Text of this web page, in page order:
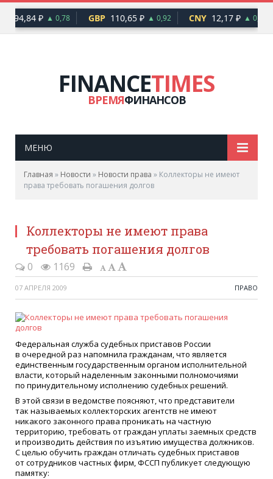
94,84 ₽ ▲ 0,78 GBP 110,65 ₽ ▲ 0,92 CNY 12,17 ₽ ▲ 0,10
FINANCETIMES
ВРЕМЯФИНАНСОВ
МЕНЮ
Главная » Новости » Новости права » Коллекторы не имеют
права требовать погашения долгов
Коллекторы не имеют права
требовать погашения долгов
0 1169
07 АПРЕЛЯ 2009 ПРАВО
Федеральная служба судебных приставов России
в очередной раз напомнила гражданам, что является
единственным государственным органом исполнительной
власти, который наделенным законными полномочиями
по принудительному исполнению судебных решений.
В этой связи в ведомстве поясняют, что представители
так называемых коллекторских агентств не имеют
никакого законного права проникать на частную
территорию, требовать от граждан уплаты заемных средств
и производить действия по изъятию имущества должников.
С целью обучить граждан отличать судебных приставов
от сотрудников частных фирм, ФССП публикует следующую
памятку: